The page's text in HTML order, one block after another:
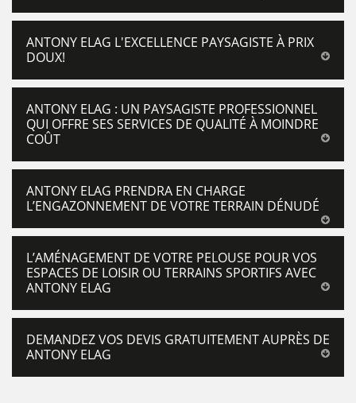
ANTONY ELAG L'EXCELLENCE PAYSAGISTE À PRIX
DOUX!
ANTONY ELAG : UN PAYSAGISTE PROFESSIONNEL
QUI OFFRE SES SERVICES DE QUALITÉ À MOINDRE
COÛT
ANTONY ELAG PRENDRA EN CHARGE
L’ENGAZONNEMENT DE VOTRE TERRAIN DÉNUDÉ
L’AMÉNAGEMENT DE VOTRE PELOUSE POUR VOS
ESPACES DE LOISIR OU TERRAINS SPORTIFS AVEC
ANTONY ELAG
DEMANDEZ VOS DEVIS GRATUITEMENT AUPRÈS DE
ANTONY ELAG